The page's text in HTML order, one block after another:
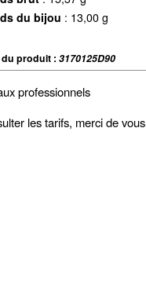
du bijou : 13,00 g
du produit : 3170125D90
professionnels
les tarifs, merci de vous